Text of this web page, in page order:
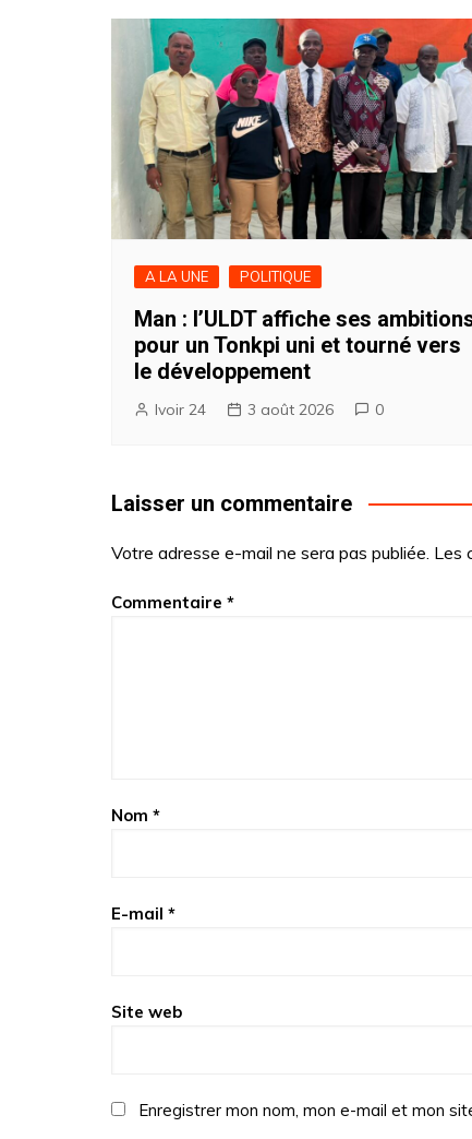
A LA UNE POLITIQUE
Man : l’ULDT affiche ses
pour un Tonkpi uni et tourné vers
le développement
Ivoir 24 3 août 2026 0
Laisser un commentaire
Votre adresse e-mail ne sera pas publiée. Les
Commentaire *
Nom *
E-mail *
Site web
Enregistrer mon nom, mon e-mail et mon